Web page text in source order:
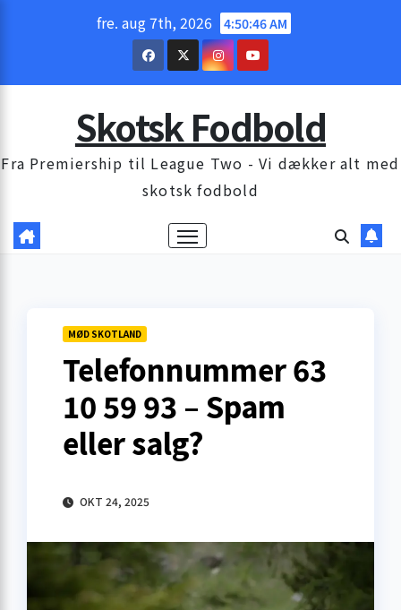
fre. aug 7th, 2026 4:50:47 AM
Skotsk Fodbold
Fra Premiership til League Two - Vi dækker alt med
skotsk fodbold
MØD SKOTLAND
Telefonnummer 63
10 59 93 – Spam
eller salg?
OKT 24, 2025